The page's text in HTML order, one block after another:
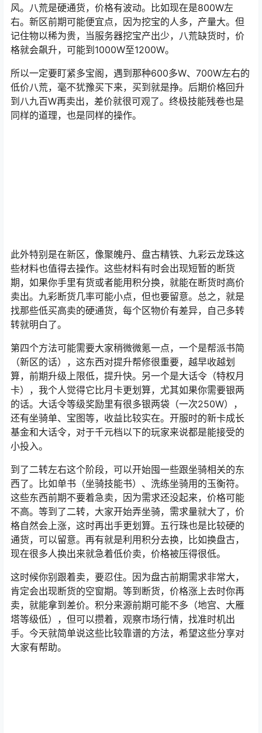
风。八荒是硬通货，价格有波动。比如现在是800W左
右。新区前期可能便宜点，因为挖宝的人多，产量大。但
记住物以稀为贵，当服务器挖宝产出少，八荒缺货时，价
格就会飙升，可能到1000W至1200W。
所以一定要盯紧多宝阁，遇到那种600多W、700W左右的
低价八荒，毫不犹豫买下来，买到就是挣。后期价格回升
到八九百W再卖出，差价就很可观了。终极技能残卷也是
同样的道理，也是同样的操作。
此外特别是在新区，像聚魄丹、盘古精铁、九彩云龙珠这
些材料也值得去操作。这些材料有时会出现短暂的断货
期，如果你手里有货或者能用积分换，就能在断货时高价
卖出。九彩断货几率可能小点，但也要留意。总之，就是
找那些低买高卖的硬通货，每个区物价有差异，自己多转
转就明白了。
第四个方法可能需要大家稍微微氪一点，一个是帮派书简
（新区的话），这东西对提升帮修很重要，越早收越划
算，前期升级上限低，提升快。另一个是大话令（特权月
卡），我个人觉得它比月卡更划算，尤其如果你需要银两
的话。大话令等级奖励里有很多银两袋（一次250W），
还有坐骑单、宝图等，收益比较实在。开服时的新卡成长
基金和大话令，对于千元档以下的玩家来说都是能接受的
小投入。
到了二转左右这个阶段，可以开始囤一些跟坐骑相关的东
西了。比如单书（坐骑技能书）、洗练坐骑用的玉衡符。
这些东西前期不要着急卖，因为需求还没起来，价格可能
不高。等到了二转，大家开始弄坐骑，需求量就大了，价
格自然会上涨，这时再出手更划算。五行珠也是比较硬的
通货，可以留意。再有就是利用积分去换，比如换盘古，
现在很多人换出来就急着低价卖，价格被压得很低。
这时候你别跟着卖，要忍住。因为盘古前期需求非常大，
肯定会出现断货的空窗期。等到断货，价格涨上去时你再
卖，就能拿到差价。积分来源前期可能不多（地宫、大雁
塔等级低），但可以攒着，观察市场行情，找准时机出
手。今天就简单说这些比较靠谱的方法，希望这些分享对
大家有帮助。